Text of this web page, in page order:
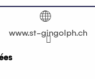
www.st-gingolph.ch